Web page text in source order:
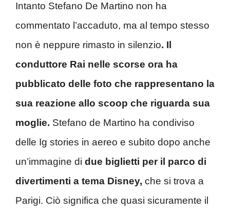
Intanto Stefano De Martino non ha
commentato l’accaduto, ma al tempo stesso
non è neppure rimasto in silenzio. Il
conduttore Rai nelle scorse ora ha
pubblicato delle foto che rappresentano la
sua reazione allo scoop che riguarda sua
moglie. Stefano de Martino ha condiviso
delle Ig stories in aereo e subito dopo anche
un’immagine di due biglietti per il parco di
divertimenti a tema Disney, che si trova a
Parigi. Ciò significa che quasi sicuramente il